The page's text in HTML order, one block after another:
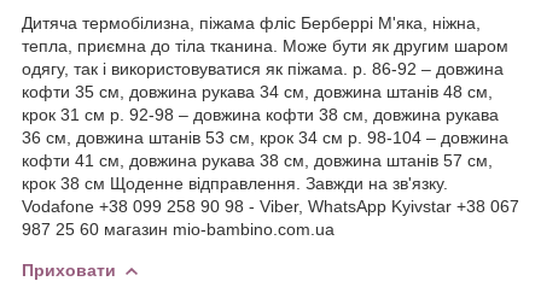
Дитяча термобілизна, піжама фліс Берберрі М'яка, ніжна,
тепла, приємна до тіла тканина. Може бути як другим шаром
одягу, так і використовуватися як піжама. р. 86-92 – довжина
кофти 35 см, довжина рукава 34 см, довжина штанів 48 см,
крок 31 см р. 92-98 – довжина кофти 38 см, довжина рукава
36 см, довжина штанів 53 см, крок 34 см р. 98-104 – довжина
кофти 41 см, довжина рукава 38 см, довжина штанів 57 см,
крок 38 см Щоденне відправлення. Завжди на зв'язку.
Vodafone +38 099 258 90 98 - Viber, WhatsApp Kyivstar +38 067
987 25 60 магазин mio-bambino.com.ua
Приховати